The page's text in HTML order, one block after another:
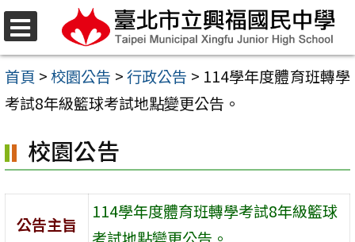
選
單
跳
至
主
要
容
區
首頁 >校園公告 >行政公告 > 114學年度體育班轉學
考試8年級籃球考試地點變更公告。
校園公告
公告主旨
114學年度體育班轉學考試8年級籃球